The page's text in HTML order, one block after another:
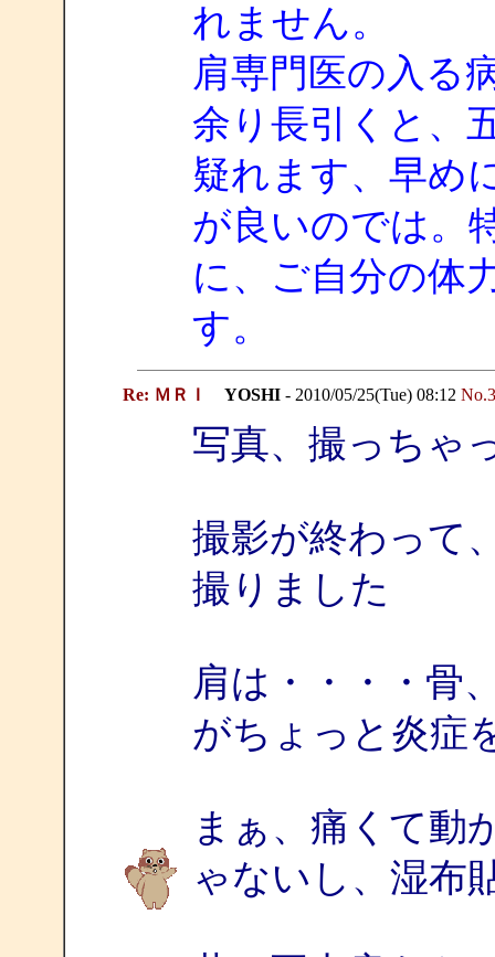
れません。
肩専門医の入る
余り長引くと、
疑れます、早め
が良いのでは。
に、ご自分の体
す。
Re: ＭＲＩ YOSHI- 2010/05/25(Tue) 08:12
写真、撮っちゃ
撮影が終わっ
撮りました
肩は・・・・骨
がちょっと炎
まぁ、痛くて
ゃないし、湿布